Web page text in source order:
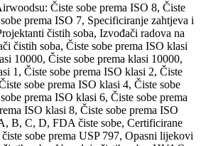
Čiste sobe prema ISO 8, Čiste
prema ISO 7, Specificiranje zahtjeva i
čistih soba, Izvođači radova na
čistih soba, Čiste sobe prema ISO klasi
10000, Čiste sobe prema klasi 10000,
1, Čiste sobe prema ISO klasi 2, Čiste
sobe prema ISO klasi 4, Čiste sobe
prema ISO klasi 6, Čiste sobe prema
ISO klasi 8, Čiste sobe prema ISO
B, C, D, FDA čiste sobe, Certificirane
sobe prema USP 797, Opasni lijekovi